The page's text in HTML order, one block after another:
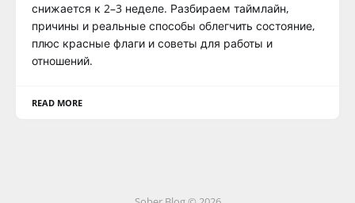
снижается к 2–3 неделе. Разбираем таймлайн,
причины и реальные способы облегчить состояние,
плюс красные флаги и советы для работы и
отношений.
READ MORE